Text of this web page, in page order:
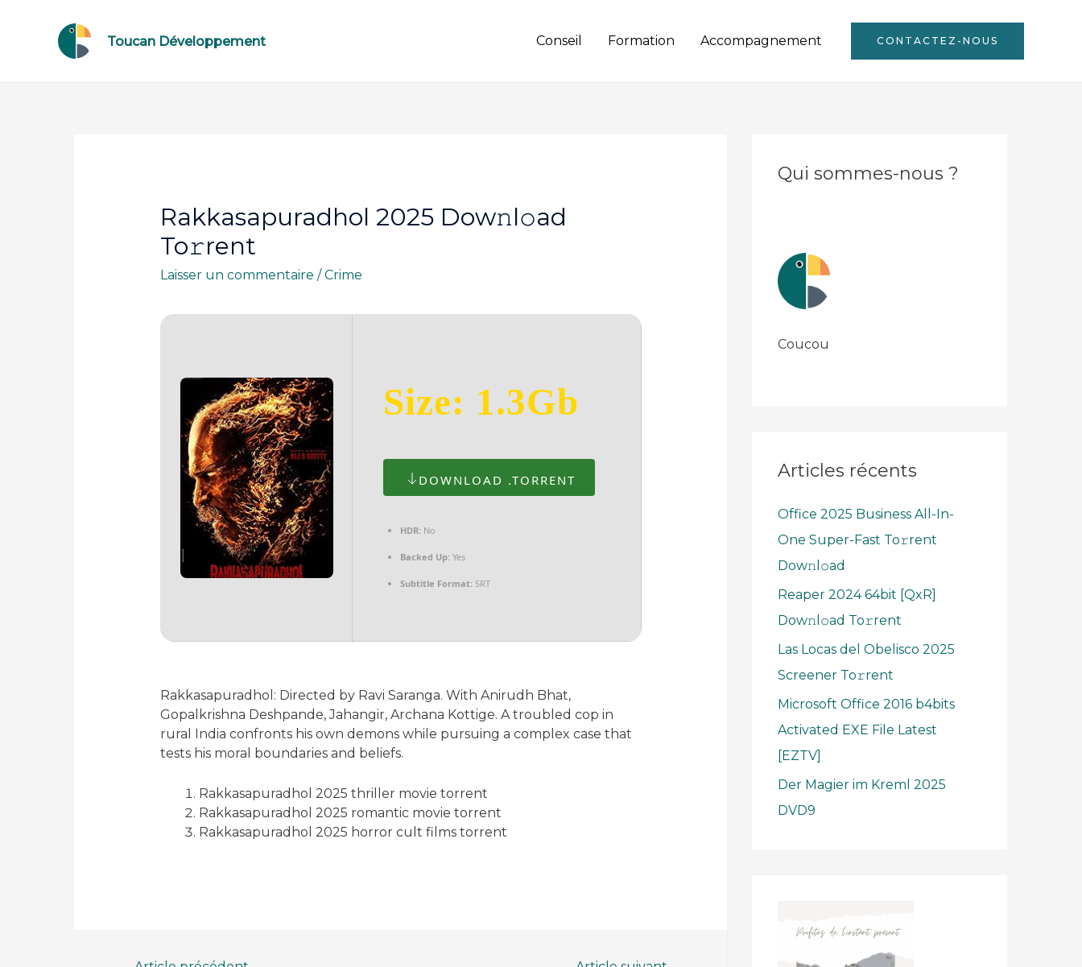
Toucan Développement Conseil Formation Accompagnement CONTACTEZ-NOUS
Rakkasapuradhol 2025 Dow𝚗l𝚘ad
To𝚛rent
Laisser un commentaire /Crime
Size: 1.3Gb
DOWNLOAD .TORRENT
HDR: No
Backed Up: Yes
Subtitle Format: SRT
Rakkasapuradhol: Directed by Ravi Saranga. With Anirudh Bhat,
Gopalkrishna Deshpande, Jahangir, Archana Kottige. A troubled cop in
rural India confronts his own demons while pursuing a complex case that
tests his moral boundaries and beliefs.
Rakkasapuradhol 2025 thriller movie torrent
Rakkasapuradhol 2025 romantic movie torrent
Rakkasapuradhol 2025 horror cult films torrent
Qui sommes-nous ?
Coucou
Articles récents
Office 2025 Business All-In-
One Super-Fast To𝚛rent
Dow𝚗l𝚘ad
Reaper 2024 64bit [QxR]
Dow𝚗l𝚘ad To𝚛rent
Las Locas del Obelisco 2025
Screener To𝚛rent
Microsoft Office 2016 b4bits
Activated EXE File Latest
[EZTV]
Der Magier im Kreml 2025
DVD9